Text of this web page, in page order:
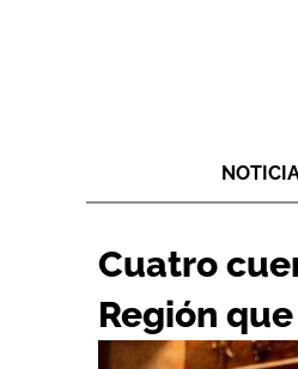
Cuatro
Región